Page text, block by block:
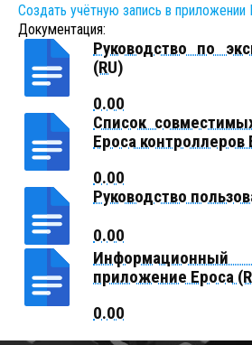
Создать учётную запись в приложении
Документация:
Руководство по
(RU)
Список
Epoca контроллеров
Руководство
приложение Epoca